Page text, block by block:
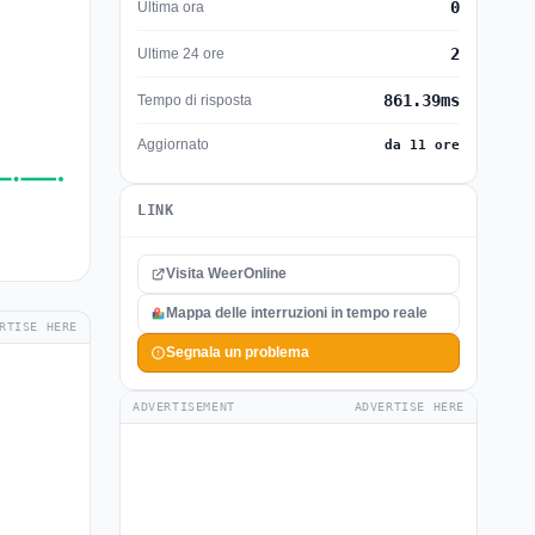
HERE
Ultima ora 0
Ultime 24 ore 2
Tempo di risposta 861.39ms
Aggiornato da 11 ore
LINK
Visita WeerOnline
Mappa delle interruzioni in tempo reale
Segnala un problema
ADVERTISEMENT ADVERTISE HERE